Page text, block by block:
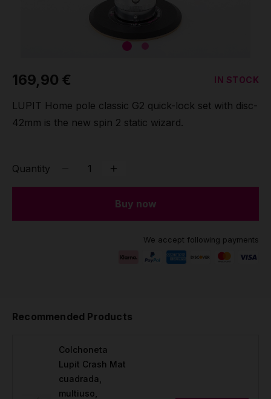
169,90 € IN STOCK
LUPIT Home pole classic G2 quick-lock set with disc-
42mm is the new spin 2 static wizard.
Quantity
Buy now
We accept following payments
Recommended Products
Colchoneta
Lupit Crash Mat
cuadrada,
multiuso,